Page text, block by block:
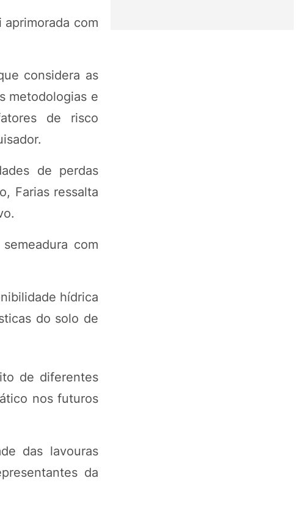
com
considera as
metodologias e
de risco
de perdas
Farias ressalta
com
hídrica
do solo de
de diferentes
nos futuros
das lavouras
da